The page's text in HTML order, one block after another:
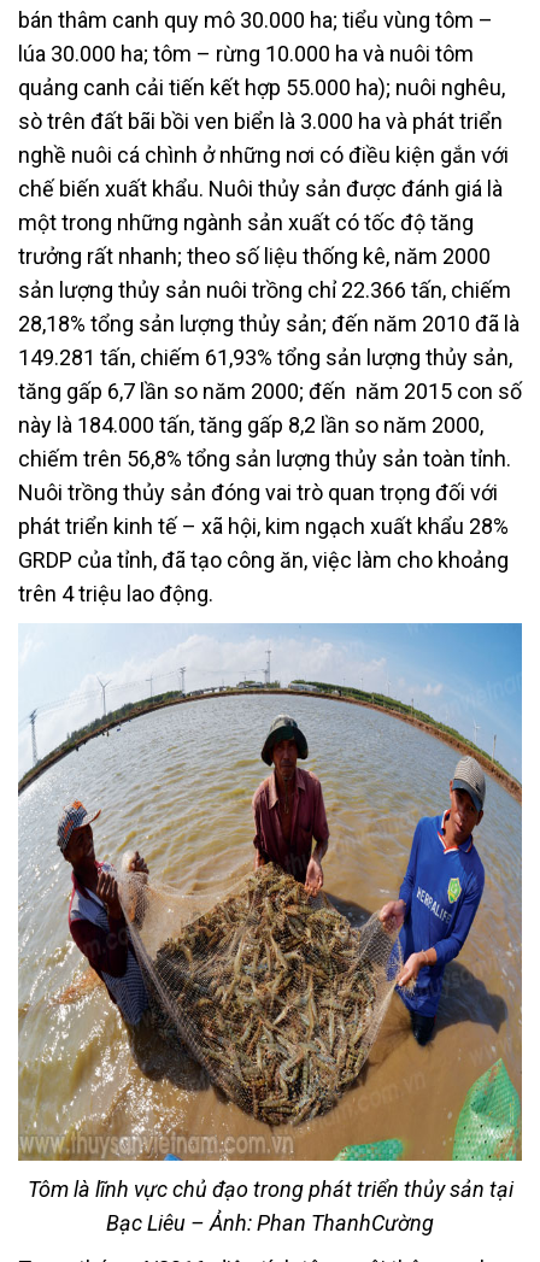
bán thâm canh quy mô 30.000 ha; tiểu vùng tôm –
lúa 30.000 ha; tôm – rừng 10.000 ha và nuôi tôm
quảng canh cải tiến kết hợp 55.000 ha); nuôi nghêu,
sò trên đất bãi bồi ven biển là 3.000 ha và phát triển
nghề nuôi cá chình ở những nơi có điều kiện gắn với
chế biến xuất khẩu. Nuôi thủy sản được đánh giá là
một trong những ngành sản xuất có tốc độ tăng
trưởng rất nhanh; theo số liệu thống kê, năm 2000
sản lượng thủy sản nuôi trồng chỉ 22.366 tấn, chiếm
28,18% tổng sản lượng thủy sản; đến năm 2010 đã là
149.281 tấn, chiếm 61,93% tổng sản lượng thủy sản,
tăng gấp 6,7 lần so năm 2000; đến năm 2015 con số
này là 184.000 tấn, tăng gấp 8,2 lần so năm 2000,
chiếm trên 56,8% tổng sản lượng thủy sản toàn tỉnh.
Nuôi trồng thủy sản đóng vai trò quan trọng đối với
phát triển kinh tế – xã hội, kim ngạch xuất khẩu 28%
GRDP của tỉnh, đã tạo công ăn, việc làm cho khoảng
trên 4 triệu lao động.
Tôm là lĩnh vực chủ đạo trong phát triển thủy sản tại
Bạc Liêu – Ảnh: Phan ThanhCường